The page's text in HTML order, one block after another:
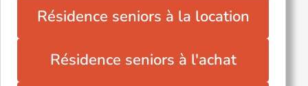
Résidence seniors à la location
Résidence seniors à l'achat